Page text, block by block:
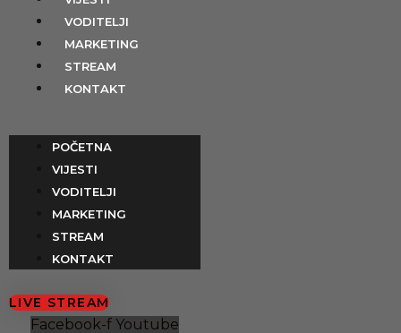
VODITELJI
MARKETING
STREAM
KONTAKT
POČETNA
VIJESTI
VODITELJI
MARKETING
STREAM
KONTAKT
LIVE STREAM
Facebook-f Youtube